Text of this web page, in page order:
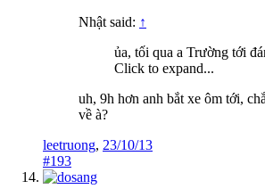
Nhật said: ↑
ủa, tối qua a Trường tới
Click to expand...
uh, 9h hơn anh bắt xe ôm tới,
về à?
leetruong, 23/10/13
#193